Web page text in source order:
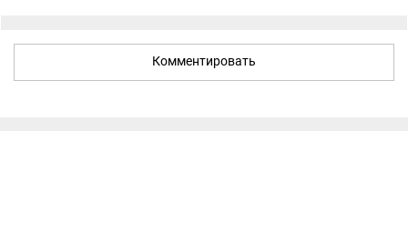
Комментировать